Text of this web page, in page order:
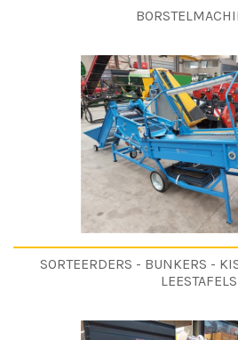
SORTEERDERS - BUNKERS -
LEESTAFELS